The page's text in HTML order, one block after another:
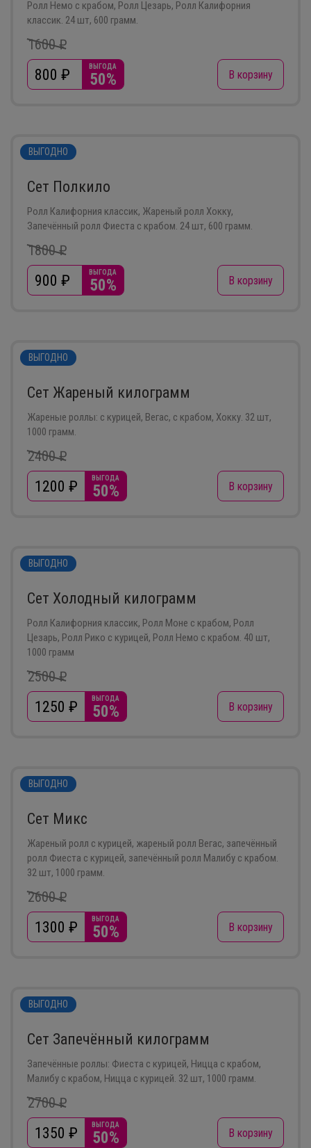
Ролл Немо с крабом, Ролл Цезарь, Ролл Калифорния
классик. 24 шт, 600 грамм.
1600 ₽
800 ₽ ВЫГОДА
50% В корзину
ВЫГОДНО
Сет Полкило
Ролл Калифорния классик, Жареный ролл Хокку,
Запечённый ролл Фиеста с крабом. 24 шт, 600 грамм.
1800 ₽
900 ₽ ВЫГОДА
50% В корзину
ВЫГОДНО
Сет Жареный килограмм
Жареные роллы: с курицей, Вегас, с крабом, Хокку. 32 шт,
1000 грамм.
2400 ₽
1200 ₽ ВЫГОДА
50% В корзину
ВЫГОДНО
Сет Холодный килограмм
Ролл Калифорния классик, Ролл Моне с крабом, Ролл
Цезарь, Ролл Рико с курицей, Ролл Немо с крабом. 40 шт,
1000 грамм
2500 ₽
1250 ₽ ВЫГОДА
50% В корзину
ВЫГОДНО
Сет Микс
Жареный ролл с курицей, жареный ролл Вегас, запечённый
ролл Фиеста с курицей, запечённый ролл Малибу с крабом.
32 шт, 1000 грамм.
2600 ₽
1300 ₽ ВЫГОДА
50% В корзину
ВЫГОДНО
Сет Запечённый килограмм
Запечённые роллы: Фиеста с курицей, Ницца с крабом,
Малибу с крабом, Ницца с курицей. 32 шт, 1000 грамм.
2700 ₽
1350 ₽ ВЫГОДА
50% В корзину